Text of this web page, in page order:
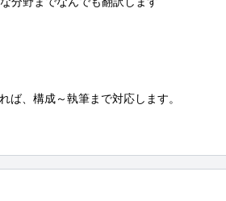
ば、構成～執筆まで対応します。